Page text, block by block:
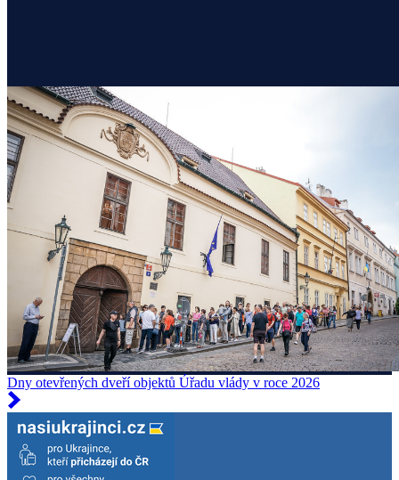
Dny otevřených dveří objektů Úřadu vlády v roce 2026